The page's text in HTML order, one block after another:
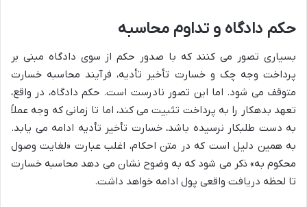
حکم دادگاه و تداوم محاسبه
بسیاری تصور می کنند که با صدور حکم از سوی دادگاه مبنی بر
پرداخت وجه چک و خسارت تأخیر تأدیه، فرآیند محاسبه خسارت
متوقف می شود. اما این تصور نادرست است. حکم دادگاه، در واقع،
تعهد بدهکار را به پرداخت تثبیت می کند، اما تا زمانی که وجه عملاً
به دست طلبکار نرسیده باشد، خسارت تأخیر تأدیه ادامه می یابد.
به همین دلیل است که در متن احکام، اغلب عبارت «لغایت وصول
محکوم به» ذکر می شود که به وضوح نشان می دهد محاسبه خسارت
تا لحظه دریافت واقعی پول ادامه خواهد داشت.